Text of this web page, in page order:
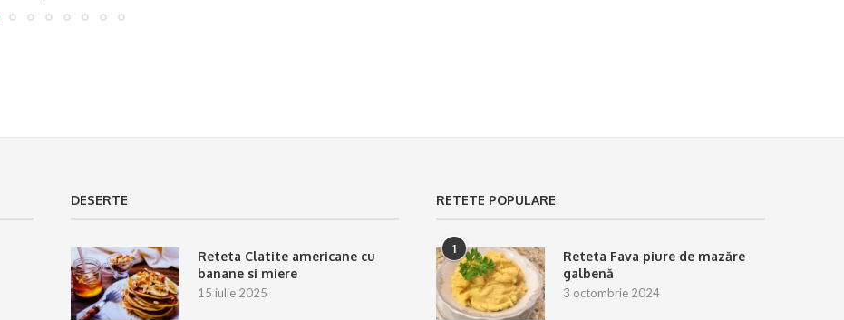
DESERTE
Reteta Clatite americane cu
banane si miere
15 iulie 2025
RETETE POPULARE
1
Reteta Fava piure de mazăre
galbenă
3 octombrie 2024